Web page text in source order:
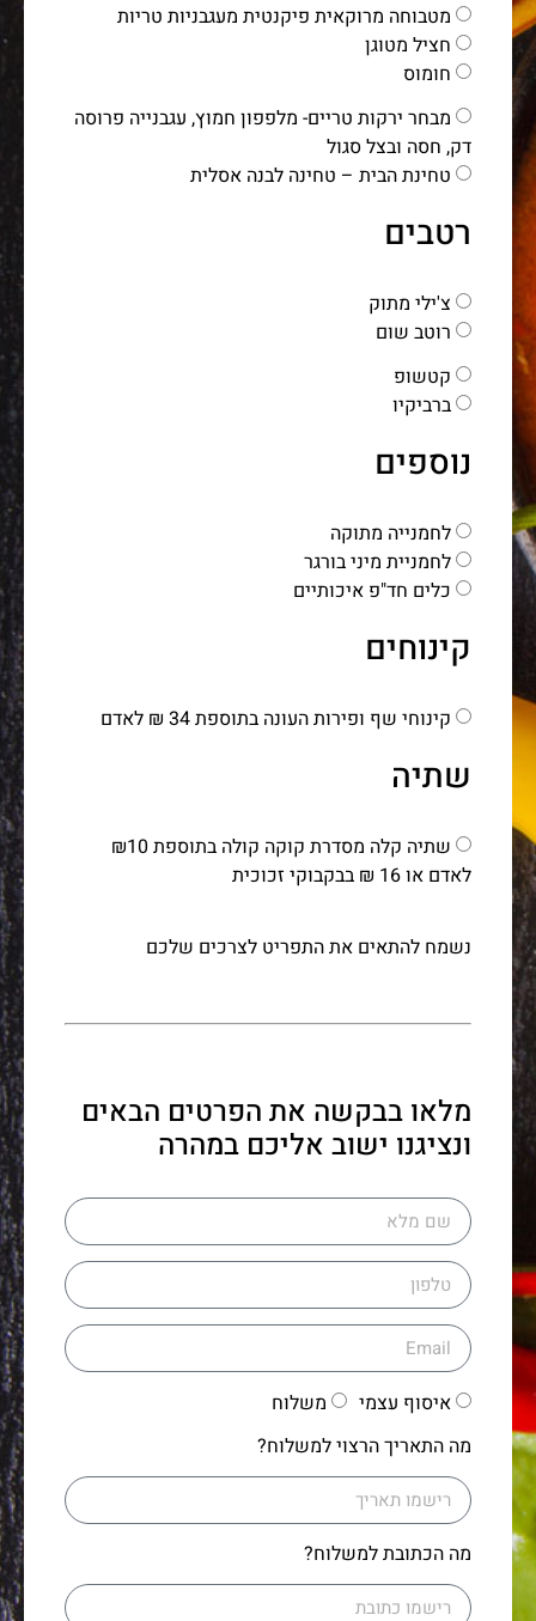
מטבוחה מרוקאית פיקנטית מעגבניות טריות
חציל מטוגן
חומוס
מבחר ירקות טריים- מלפפון חמוץ, עגבנייה פרוסה
דק, חסה ובצל סגול
טחינת הבית – טחינה לבנה אסלית
רטבים
צ'ילי מתוק
רוטב שום
קטשופ
ברביקיו
נוספים
לחמנייה מתוקה
לחמניית מיני בורגר
כלים חד"פ איכותיים
קינוחים
קינוחי שף ופירות העונה בתוספת 34 ₪ לאדם
שתיה
שתיה קלה מסדרת קוקה קולה בתוספת ₪10
לאדם או 16 ₪ בבקבוקי זכוכית
נשמח להתאים את התפריט לצרכים שלכם
מלאו בבקשה את הפרטים הבאים
ונציגנו ישוב אליכם במהרה
איסוף עצמי
משלוח
מה התאריך הרצוי למשלוח?
מה הכתובת למשלוח?